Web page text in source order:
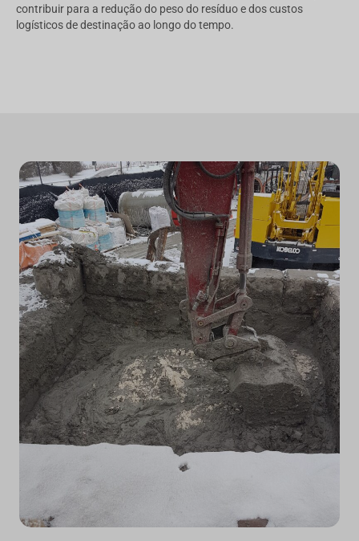
contribuir para a redução do peso do resíduo e dos custos
logísticos de destinação ao longo do tempo.